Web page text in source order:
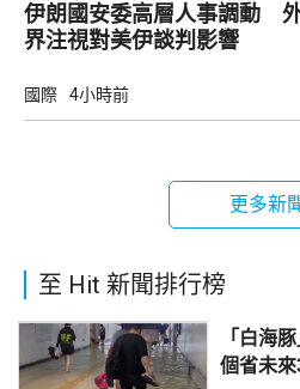
伊朗國安委高層人事調動
界注視對美伊談判影響
國際 4小時前
更多新
至 Hit 新聞排行榜
「白海
個省未